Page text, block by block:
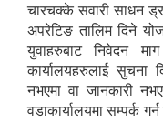
चारचक्के सवारी साधन
अपरेटिङ तालिम दिने
युवाहरुबाट निवेदन
कार्यालयहरुलाई
नभएमा वा जानकारी
वडाकार्यालयमा सम्पर्क